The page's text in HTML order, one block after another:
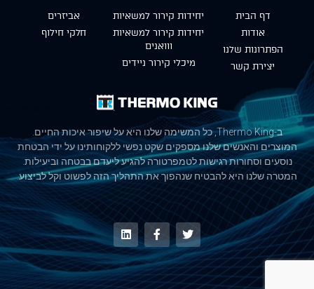
דף הבית
אודות
הפתרונות שלנו
יצירת קשר
יחידות קירור למשאיות
יחידות קירור למשאיות
ווואנים
מיכלי קירור ניידים
אביזרים
חלקי חילוף
ב-Thermo King, כל המשימה שלנו היא על שיפור איכות החיים.
המוצרים והאנשים שלנו מספקים שקט נפשי ללקוחותינו על ידי הבטחת
נוסעים וסחורות רגישות לטמפרטורה להגיע ליעדם בבטחה וביעילות.
המטרה שלנו היא להבטיח שנהפוך את התהליך הזה לפשוט וקל לביצוע.